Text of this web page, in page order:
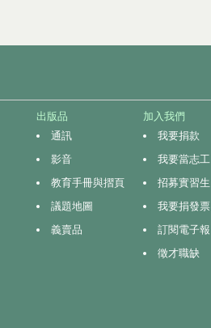
出版品
通訊
影音
教育手冊與摺頁
議題地圖
義賣品
加入我們
我要捐款
我要當志工
招募實習生
我要捐發票
訂閱電子報
徵才職缺